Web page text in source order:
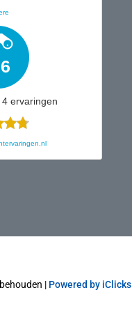
4 ervaringen
| Powered by iClicks